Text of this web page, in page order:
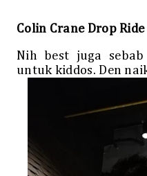
Colin Crane Drop Ride
Nih best juga
untuk kiddos. Den